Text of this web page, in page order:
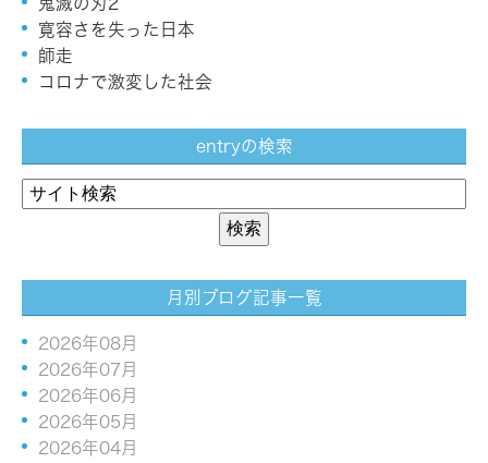
鬼滅の刃2
寛容さを失った日本
師走
コロナで激変した社会
entryの検索
月別ブログ記事一覧
2026年08月
2026年07月
2026年06月
2026年05月
2026年04月